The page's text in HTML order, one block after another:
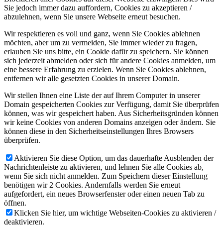
Sie jedoch immer dazu auffordern, Cookies zu akzeptieren /
abzulehnen, wenn Sie unsere Webseite erneut besuchen.
Wir respektieren es voll und ganz, wenn Sie Cookies ablehnen
möchten, aber um zu vermeiden, Sie immer wieder zu fragen,
erlauben Sie uns bitte, ein Cookie dafür zu speichern. Sie können
sich jederzeit abmelden oder sich für andere Cookies anmelden, um
eine bessere Erfahrung zu erzielen. Wenn Sie Cookies ablehnen,
entfernen wir alle gesetzten Cookies in unserer Domain.
Wir stellen Ihnen eine Liste der auf Ihrem Computer in unserer
Domain gespeicherten Cookies zur Verfügung, damit Sie überprüfen
können, was wir gespeichert haben. Aus Sicherheitsgründen können
wir keine Cookies von anderen Domains anzeigen oder ändern. Sie
können diese in den Sicherheitseinstellungen Ihres Browsers
überprüfen.
Aktivieren Sie diese Option, um das dauerhafte Ausblenden der
Nachrichtenleiste zu aktivieren, und lehnen Sie alle Cookies ab,
wenn Sie sich nicht anmelden. Zum Speichern dieser Einstellung
benötigen wir 2 Cookies. Andernfalls werden Sie erneut
aufgefordert, ein neues Browserfenster oder einen neuen Tab zu
öffnen.
Klicken Sie hier, um wichtige Webseiten-Cookies zu aktivieren /
deaktivieren.